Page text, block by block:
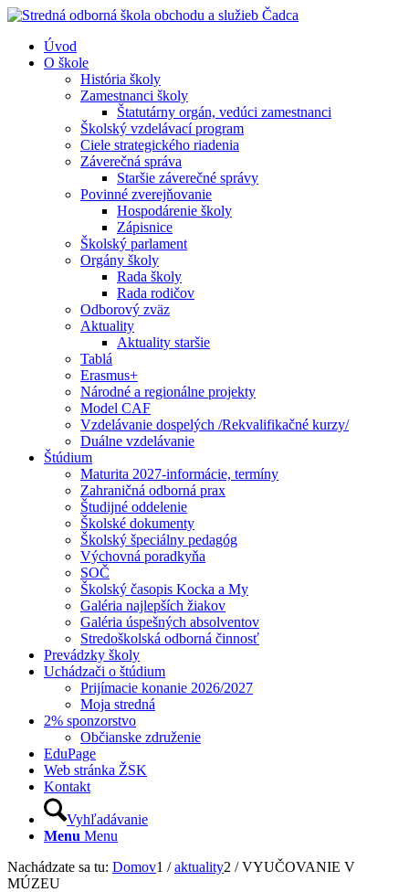
Úvod
O škole
História školy
Zamestnanci školy
Štatutárny orgán, vedúci zamestnanci
Školský vzdelávací program
Ciele strategického riadenia
Záverečná správa
Staršie záverečné správy
Povinné zverejňovanie
Hospodárenie školy
Zápisnice
Školský parlament
Orgány školy
Rada školy
Rada rodičov
Odborový zväz
Aktuality
Aktuality staršie
Tablá
Erasmus+
Národné a regionálne projekty
Model CAF
Vzdelávanie dospelých /Rekvalifikačné kurzy/
Duálne vzdelávanie
Štúdium
Maturita 2027-informácie, termíny
Zahraničná odborná prax
Študijné oddelenie
Školské dokumenty
Školský špeciálny pedagóg
Výchovná poradkyňa
SOČ
Školský časopis Kocka a My
Galéria najlepších žiakov
Galéria úspešných absolventov
Stredoškolská odborná činnosť
Prevádzky školy
Uchádzači o štúdium
Prijímacie konanie 2026/2027
Moja stredná
2% sponzorstvo
Občianske združenie
EduPage
Web stránka ŽSK
Kontakt
Vyhľadávanie
Menu Menu
Nachádzate sa tu: Domov1 / aktuality2 / VYUČOVANIE V
MÚZEU